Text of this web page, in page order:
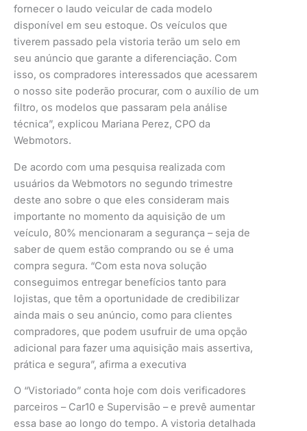
fornecer o laudo veicular de cada modelo
disponível em seu estoque. Os veículos que
tiverem passado pela vistoria terão um selo em
seu anúncio que garante a diferenciação. Com
isso, os compradores interessados que acessarem
o nosso site poderão procurar, com o auxílio de um
filtro, os modelos que passaram pela análise
técnica”, explicou Mariana Perez, CPO da
Webmotors.
De acordo com uma pesquisa realizada com
usuários da Webmotors no segundo trimestre
deste ano sobre o que eles consideram mais
importante no momento da aquisição de um
veículo, 80% mencionaram a segurança – seja de
saber de quem estão comprando ou se é uma
compra segura. “Com esta nova solução
conseguimos entregar benefícios tanto para
lojistas, que têm a oportunidade de credibilizar
ainda mais o seu anúncio, como para clientes
compradores, que podem usufruir de uma opção
adicional para fazer uma aquisição mais assertiva,
prática e segura”, afirma a executiva
O “Vistoriado” conta hoje com dois verificadores
parceiros – Car10 e Supervisão – e prevê aumentar
essa base ao longo do tempo. A vistoria detalhada